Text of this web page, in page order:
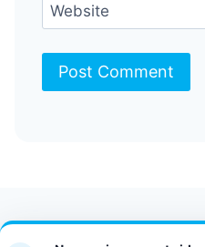
Website
Contact Us